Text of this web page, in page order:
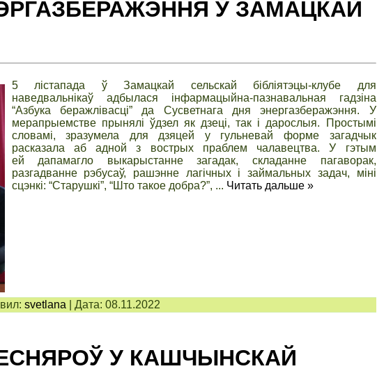
Ў ЗАМАЦКАЙ
5 лістапада ў Замацкай сельскай бібліятэцы-клубе для
наведвальнікаў адбылася інфармацыйна-пазнавальная гадзіна
“Азбука беражлівасці” да Сусветнага дня энергазберажэння. У
мерапрыемстве прынялі ўдзел як дзеці, так і дарослыя. Простымі
словамі, зразумела для дзяцей у гульневай форме загадчык
расказала аб адной з вострых праблем чалавецтва. У гэтым
ей дапамагло выкарыстанне загадак, складанне пагаворак,
разгадванне рэбусаў, рашэнне лагічных і займальных задач, міні
сцэнкі: “Старушкі”, “Што такое добра?”, ... Читать дальше »
svetlana Дата: 08.11.2022
У КАШЧЫНСКАЙ